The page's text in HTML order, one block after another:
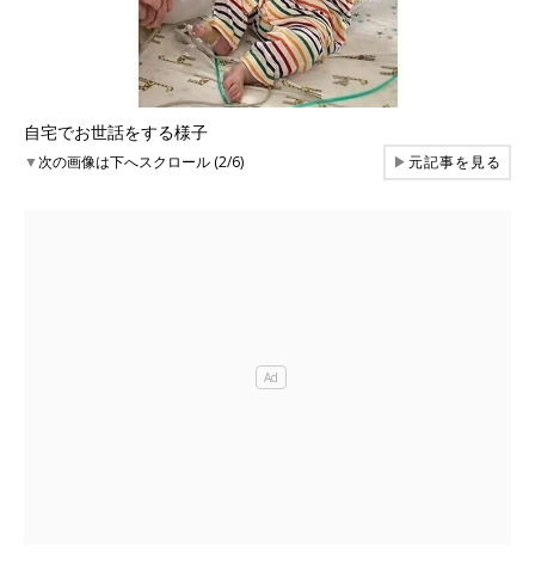
自宅でお世話をする様子
▼次の画像は下へスクロール (2/6) ▶元記事を見る